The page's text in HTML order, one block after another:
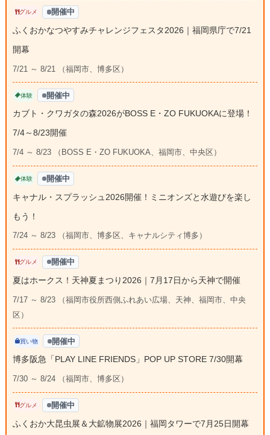
グルメ 開催中
ふくおかなつやすみチャレンジフェスタ2026｜福岡県庁で7/21
開幕
7/21 ～ 8/21 （福岡市、博多区）
体験 開催中
カブト・クワガタの森2026がBOSS E・ZO FUKUOKAに登場！
7/4～8/23開催
7/4 ～ 8/23 （BOSS E・ZO FUKUOKA、福岡市、中央区）
体験 開催中
キャナル・スプラッシュ2026開催！ミニオンズと水遊びを楽し
もう！
7/24 ～ 8/23 （福岡市、博多区、キャナルシティ博多）
グルメ 開催中
夏はホークス！天神夏まつり2026｜7月17日から天神で開催
7/17 ～ 8/23 （福岡市役所西側ふれあい広場、天神、福岡市、中央
区）
買い物 開催中
博多阪急「PLAY LINE FRIENDS」POP UP STORE 7/30開幕
7/30 ～ 8/24 （福岡市、博多区）
グルメ 開催中
ふくおか大昆虫展＆大鉱物展2026｜福岡タワーで7月25日開幕